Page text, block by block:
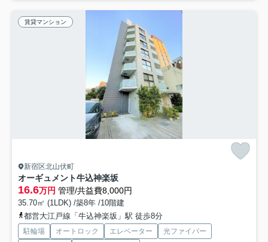
賃貸マンション
新宿区北山伏町
オーギュメント牛込神楽坂
16.6万円 管理/共益費8,000円
35.70㎡ (1LDK) /築8年 /10階建
都営大江戸線「牛込神楽坂」駅 徒歩8分
駐輪場 オートロック エレベーター
光ファイバー